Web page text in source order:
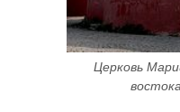
Церковь